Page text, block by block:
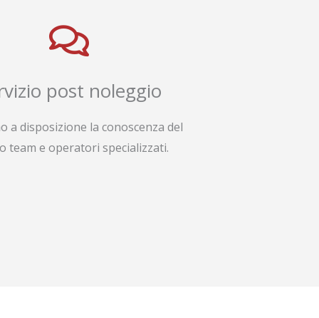
post noleggio
a disposizione la conoscenza del
team e operatori specializzati.